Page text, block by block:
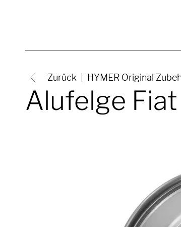
Zurück HYMER Original
Alufelge